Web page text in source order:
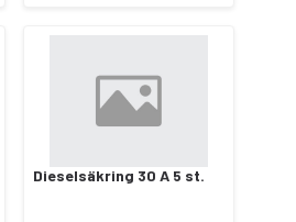
Dieselsäkring 30 A 5 st.